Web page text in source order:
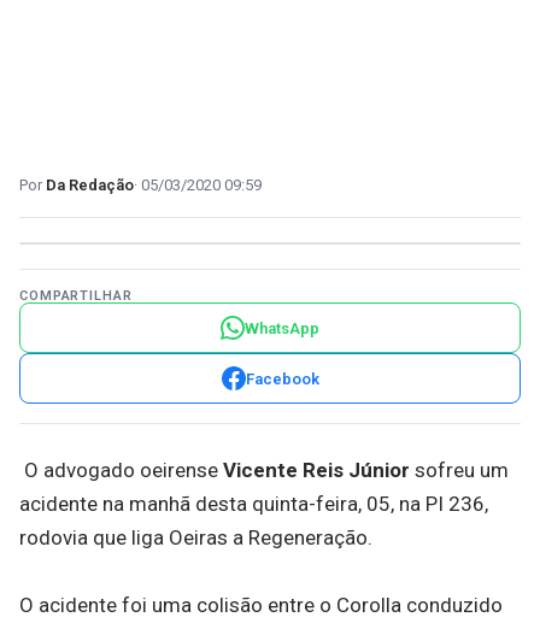
Da Redação 05/03/2020 09:59
COMPARTILHAR
WhatsApp
Facebook
O advogado oeirense Vicente Reis Júnior sofreu um
acidente na manhã desta quinta-feira, 05, na PI 236,
rodovia que liga Oeiras a Regeneração.
O acidente foi uma colisão entre o Corolla conduzido